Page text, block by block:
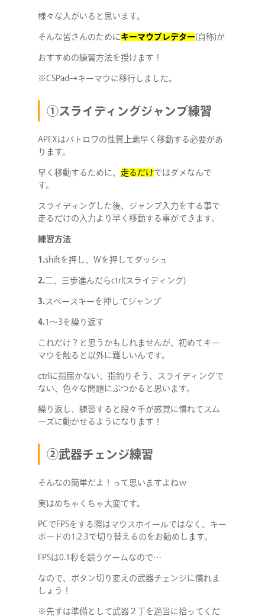
様々な人がいると思います。
そんな皆さんのためにキーマウプレデター(自称)が
おすすめの練習方法を授けます！
※CSPad→キーマウに移行しました。
①スライディングジャンプ練習
APEXはバトロワの性質上素早く移動する必要があ
ります。
早く移動するために、 走るだけではダメなんで
す。
スライディングした後、ジャンプ入力をする事で
走るだけの入力より早く移動する事ができます。
練習方法
1.shiftを押し、Wを押してダッシュ
2.二、三歩進んだらctrl(スライディング)
3.スペースキーを押してジャンプ
4.1～3を繰り返す
これだけ？と思うかもしれませんが、初めてキー
マウを触ると以外に難しいんです。
ctrlに指届かない、指釣りそう、スライディングで
ない、色々な問題にぶつかると思います。
繰り返し、練習すると段々手が感覚に慣れてスム
ーズに動かせるようになります！
②武器チェンジ練習
そんなの簡単だよ！って思いますよねｗ
実はめちゃくちゃ大変です。
PCでFPSをする際はマウスホイールではなく、キー
ボードの1.2.3で切り替えるのをお勧めします。
FPSは0.1秒を競うゲームなので…
なので、ボタン切り変えの武器チェンジに慣れま
しょう！
※先ずは準備として武器２丁を適当に拾ってくだ